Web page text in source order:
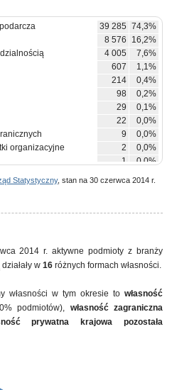
39 285 74,3%
8 576
16,2%
4 005
7,6%
607
1,1%
214
0,4%
98
0,2%
29
0,1%
22
0,0%
9
0,0%
organizacyjne
2
0,0%
1 0,0%
Statystyczny, stan na 30 czerwca 2014 r.
2014 r. aktywne podmioty z branży
działały w 16 różnych formach własności.
własności w tym okresie to własność
podmiotów), własność zagraniczna
prywatna krajowa pozostała